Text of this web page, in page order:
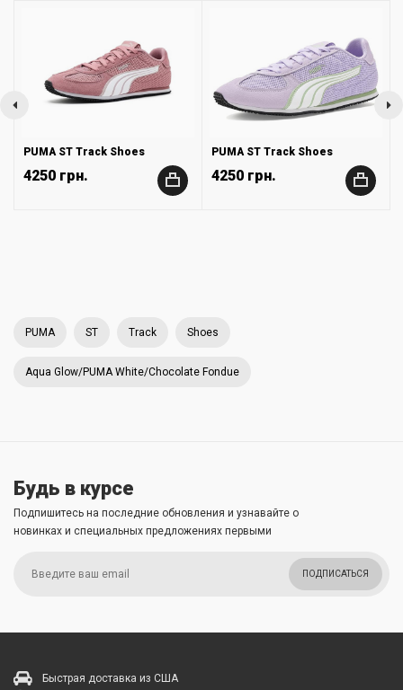
PUMA ST Track Shoes
4250 грн. +
PUMA ST Track Shoes
4250 грн. +
PUMA ST Track Shoes
Aqua Glow/PUMA White/Chocolate Fondue
Будь в курсе
Подпишитесь на последние обновления и узнавайте о
новинках и специальных предложениях первыми
ПОДПИСАТЬСЯ
Быстрая доставка из США